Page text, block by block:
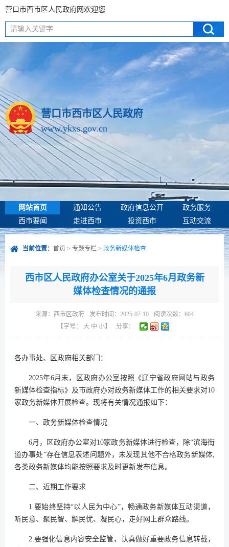
营口市西市区人民政府网欢迎您
请输入关键字
营口市西市区人民政府
www.ykxs.gov.cn
网站首页 通知公告 政府信息公开
政务服务
西市要闻
走进西市 投资西市 互动交流
当前位置： 首页 > 专题专栏 > 政务新媒体检查
西市区人民政府办公室关于2025年6月政务新
媒体检查情况的通报
来源： 西市区政府 发布时间：2025-07-10 阅读次数： 604
【字号： 大 中 小】 分享：
各办事处、区政府相关部门：
2025年6月末，区政府办公室按照《辽宁省政府网站与政务
新媒体检查指标》及市政府办对政务新媒体工作的相关要求对10
家政务新媒体开展检查。现将有关情况通报如下：
一、政务新媒体检查情况
6月，区政府办公室对10家政务新媒体进行检查，除“滨海街
道办事处”存在信息表述问题外，未发现其他不合格政务新媒体,
各类政务新媒体均能按照要求及时更新发布信息。
二、近期工作要求
1.要始终坚持“以人民为中心”，畅通政务新媒体互动渠道，
听民意、聚民智、解民忧、凝民心，走好网上群众路线。
2.要强化信息内容安全监管，认真做好重要政务信息转载，